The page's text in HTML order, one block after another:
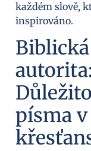
každém slově,
inspirováno.
Biblická
písma v